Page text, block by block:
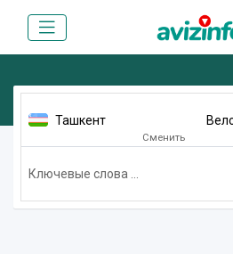
Ташкент
Сменить